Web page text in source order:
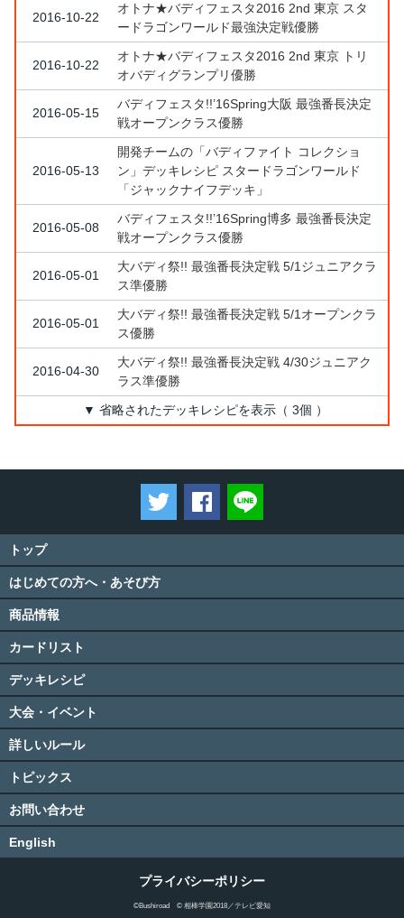
2016-10-22
オトナ★バディフェスタ2016 2nd 東京 スタ
ードラゴンワールド最強決定戦優勝
2016-10-22
オトナ★バディフェスタ2016 2nd 東京 トリ
オバディグランプリ優勝
2016-05-15
バディフェスタ!!’16Spring大阪 最強番長決定
戦オープンクラス優勝
2016-05-13
開発チームの「バディファイト コレクショ
ン」デッキレシピ スタードラゴンワールド
「ジャックナイフデッキ」
2016-05-08
バディフェスタ!!’16Spring博多 最強番長決定
戦オープンクラス優勝
2016-05-01
大バディ祭!! 最強番長決定戦 5/1ジュニアクラ
ス準優勝
2016-05-01
大バディ祭!! 最強番長決定戦 5/1オープンクラ
ス優勝
2016-04-30
大バディ祭!! 最強番長決定戦 4/30ジュニアク
ラス準優勝
▼ 省略されたデッキレシピを表示（ 3個 ）
ツイートするFacebookでシェアする
トップ
はじめての方へ・あそび方
商品情報
カードリスト
デッキレシピ
大会・イベント
詳しいルール
トピックス
お問い合わせ
English
プライバシーポリシー
©Bushiroad © 相棒学園2018／テレビ愛知